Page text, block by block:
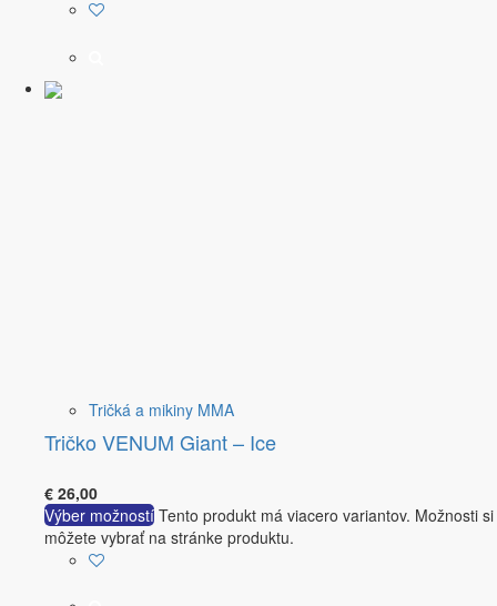
Tričká a mikiny MMA
Tričko VENUM Giant – Ice
€ 26,00
Výber možností Tento produkt má viacero variantov. Možnosti si
môžete vybrať na stránke produktu.